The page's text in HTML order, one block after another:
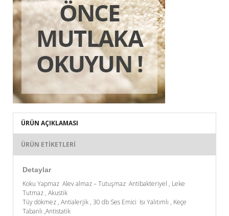
ÜRÜN AÇIKLAMASI
ÜRÜN ETIKETLERI
Detaylar
Koku Yapmaz Alev almaz – Tutuşmaz Antibakteriyel , Leke
Tutmaz , Akustik
Tüy dökmez , Antialerjik , 30 db Ses Emici Isı Yalıtımlı , Keçe
Tabanlı ,Antistatik